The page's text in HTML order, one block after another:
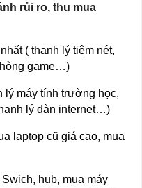
rủi ro, thu mua
( thanh lý tiệm nét,
game…)
lý máy tính trường học,
lý dàn internet…)
laptop cũ giá cao, mua
hub, mua máy